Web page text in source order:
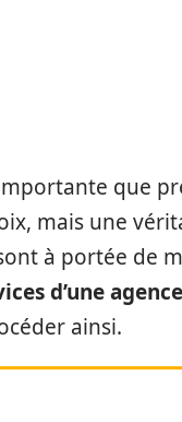
que
mais une
à portée de
d’une
ainsi.